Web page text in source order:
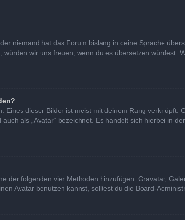
niemand hat das Forum bislang in deine Sprache
wir uns freuen, wenn du es übersetzen würdest.
dieser Bilder ist meist mit deinem Rang verknüpft:
als „Avatar“ bezeichnet. Es handelt sich hierbei in
der folgenden vier Methoden hinzufügen: Gravatar,
Avatar benutzen kannst, solltest du die Board-